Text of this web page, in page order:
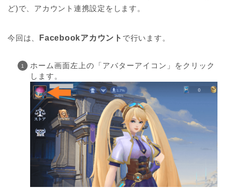
ど)で、アカウント連携設定をします。
今回は、 Facebookアカウント で行います。
ホーム画面左上の「アバターアイコン」をクリック
します。